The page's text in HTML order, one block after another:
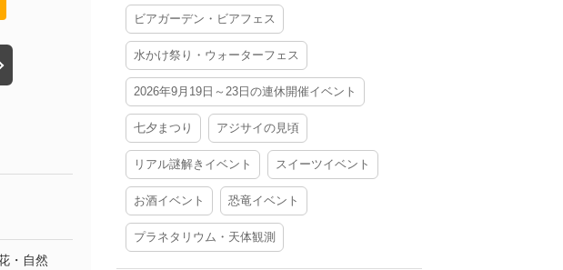
・自然
ビアガーデン・ビアフェス
水かけ祭り・ウォーターフェス
2026年9月19日～23日の連休開催イベント
七夕まつり アジサイの見頃
リアル謎解きイベント スイーツイベント
お酒イベント 恐竜イベント
プラネタリウム・天体観測